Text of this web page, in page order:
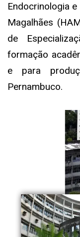
Endocrinologia
Magalhães
de
formação
e para
Pernambuco.